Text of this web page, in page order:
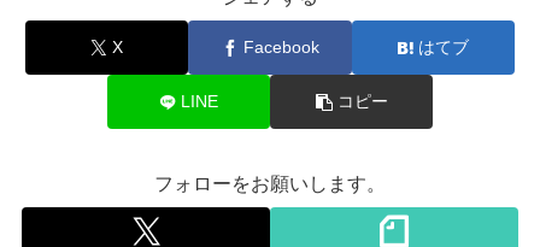
X Facebook はてブ
LINE コピー
フォローをお願いします。